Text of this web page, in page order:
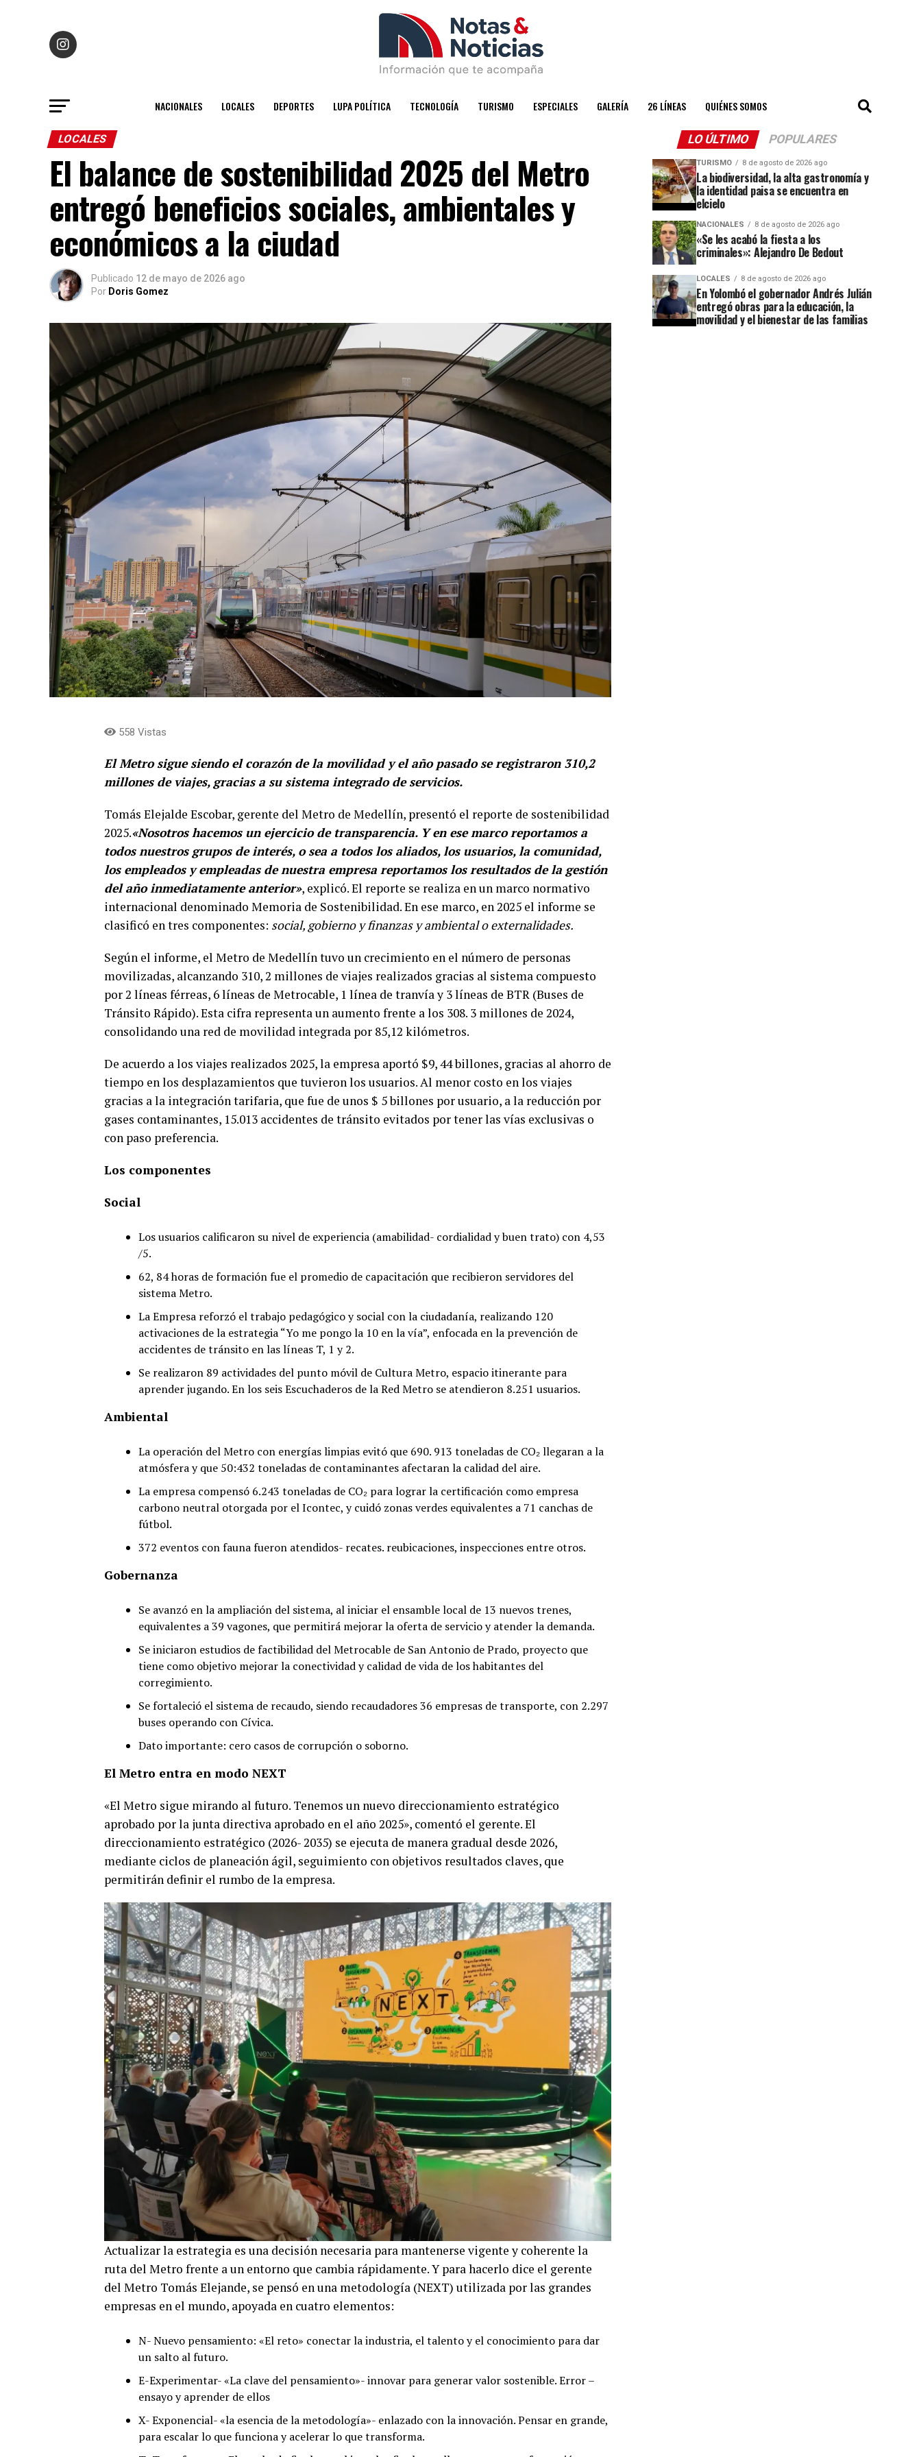
NACIONALES LOCALES DEPORTES LUPA POLÍTICA TECNOLOGÍA TURISMO ESPECIALES GALERÍA 26 LÍNEAS QUIÉNES SOMOS
LOCALES
El balance de sostenibilidad 2025 del Metro
entregó beneficios sociales, ambientales y
económicos a la ciudad
Publicado 12 de mayo de 2026 ago
Por Doris Gomez
558 Vistas
El Metro sigue siendo el corazón de la movilidad y el año pasado se registraron 310,2
millones de viajes, gracias a su sistema integrado de servicios.
Tomás Elejalde Escobar, gerente del Metro de Medellín, presentó el reporte de sostenibilidad
2025.«Nosotros hacemos un ejercicio de transparencia. Y en ese marco reportamos a
todos nuestros grupos de interés, o sea a todos los aliados, los usuarios, la comunidad,
los empleados y empleadas de nuestra empresa reportamos los resultados de la gestión
del año inmediatamente anterior», explicó. El reporte se realiza en un marco normativo
internacional denominado Memoria de Sostenibilidad. En ese marco, en 2025 el informe se
clasificó en tres componentes: social, gobierno y finanzas y ambiental o externalidades.
Según el informe, el Metro de Medellín tuvo un crecimiento en el número de personas
movilizadas, alcanzando 310, 2 millones de viajes realizados gracias al sistema compuesto
por 2 líneas férreas, 6 líneas de Metrocable, 1 línea de tranvía y 3 líneas de BTR (Buses de
Tránsito Rápido). Esta cifra representa un aumento frente a los 308. 3 millones de 2024,
consolidando una red de movilidad integrada por 85,12 kilómetros.
De acuerdo a los viajes realizados 2025, la empresa aportó $9, 44 billones, gracias al ahorro de
tiempo en los desplazamientos que tuvieron los usuarios. Al menor costo en los viajes
gracias a la integración tarifaria, que fue de unos $ 5 billones por usuario, a la reducción por
gases contaminantes, 15.013 accidentes de tránsito evitados por tener las vías exclusivas o
con paso preferencia.
Los componentes
Social
Los usuarios calificaron su nivel de experiencia (amabilidad- cordialidad y buen trato) con 4,53
/5.
62, 84 horas de formación fue el promedio de capacitación que recibieron servidores del
sistema Metro.
La Empresa reforzó el trabajo pedagógico y social con la ciudadanía, realizando 120
activaciones de la estrategia “Yo me pongo la 10 en la vía”, enfocada en la prevención de
accidentes de tránsito en las líneas T, 1 y 2.
Se realizaron 89 actividades del punto móvil de Cultura Metro, espacio itinerante para
aprender jugando. En los seis Escuchaderos de la Red Metro se atendieron 8.251 usuarios.
Ambiental
La operación del Metro con energías limpias evitó que 690. 913 toneladas de CO₂ llegaran a la
atmósfera y que 50:432 toneladas de contaminantes afectaran la calidad del aire.
La empresa compensó 6.243 toneladas de CO₂ para lograr la certificación como empresa
carbono neutral otorgada por el Icontec, y cuidó zonas verdes equivalentes a 71 canchas de
fútbol.
372 eventos con fauna fueron atendidos- recates. reubicaciones, inspecciones entre otros.
Gobernanza
Se avanzó en la ampliación del sistema, al iniciar el ensamble local de 13 nuevos trenes,
equivalentes a 39 vagones, que permitirá mejorar la oferta de servicio y atender la demanda.
Se iniciaron estudios de factibilidad del Metrocable de San Antonio de Prado, proyecto que
tiene como objetivo mejorar la conectividad y calidad de vida de los habitantes del
corregimiento.
Se fortaleció el sistema de recaudo, siendo recaudadores 36 empresas de transporte, con 2.297
buses operando con Cívica.
Dato importante: cero casos de corrupción o soborno.
El Metro entra en modo NEXT
«El Metro sigue mirando al futuro. Tenemos un nuevo direccionamiento estratégico
aprobado por la junta directiva aprobado en el año 2025», comentó el gerente. El
direccionamiento estratégico (2026- 2035) se ejecuta de manera gradual desde 2026,
mediante ciclos de planeación ágil, seguimiento con objetivos resultados claves, que
permitirán definir el rumbo de la empresa.
Actualizar la estrategia es una decisión necesaria para mantenerse vigente y coherente la
ruta del Metro frente a un entorno que cambia rápidamente. Y para hacerlo dice el gerente
del Metro Tomás Elejande, se pensó en una metodología (NEXT) utilizada por las grandes
empresas en el mundo, apoyada en cuatro elementos:
N- Nuevo pensamiento: «El reto» conectar la industria, el talento y el conocimiento para dar
un salto al futuro.
E-Experimentar- «La clave del pensamiento»- innovar para generar valor sostenible. Error –
ensayo y aprender de ellos
X- Exponencial- «la esencia de la metodología»- enlazado con la innovación. Pensar en grande,
para escalar lo que funciona y acelerar lo que transforma.
LO ÚLTIMO POPULARES
TURISMO 8 de agosto de 2026 ago
La biodiversidad, la alta gastronomía y
la identidad paisa se encuentra en
elcielo
NACIONALES 8 de agosto de 2026 ago
«Se les acabó la fiesta a los
criminales»: Alejandro De Bedout
LOCALES 8 de agosto de 2026 ago
En Yolombó el gobernador Andrés Julián
entregó obras para la educación, la
movilidad y el bienestar de las familias